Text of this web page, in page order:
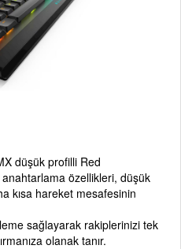
düşük profilli Red
özellikleri, düşük
kısa hareket mesafesinin
sağlayarak rakiplerinizi tek
olanak tanır.